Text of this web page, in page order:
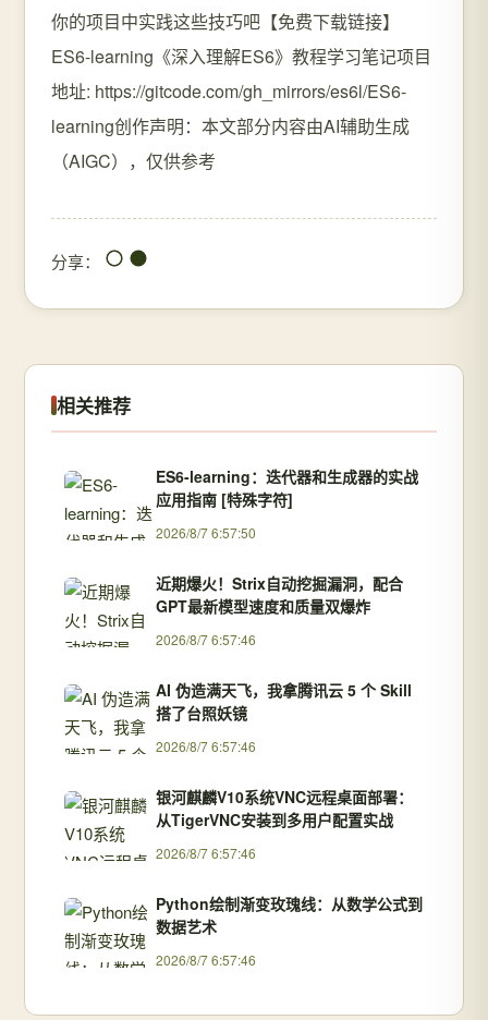
你的项目中实践这些技巧吧【免费下载链接】
ES6-learning《深入理解ES6》教程学习笔记项目
地址: https://gitcode.com/gh_mirrors/es6l/ES6-
learning创作声明：本文部分内容由AI辅助生成
（AIGC），仅供参考
分享：
相关推荐
ES6-learning：迭代器和生成器的实战
应用指南 [特殊字符]
2026/8/7 6:57:50
近期爆火！Strix自动挖掘漏洞，配合
GPT最新模型速度和质量双爆炸
2026/8/7 6:57:46
AI 伪造满天飞，我拿腾讯云 5 个 Skill
搭了台照妖镜
2026/8/7 6:57:46
银河麒麟V10系统VNC远程桌面部署：
从TigerVNC安装到多用户配置实战
2026/8/7 6:57:46
Python绘制渐变玫瑰线：从数学公式到
数据艺术
2026/8/7 6:57:46